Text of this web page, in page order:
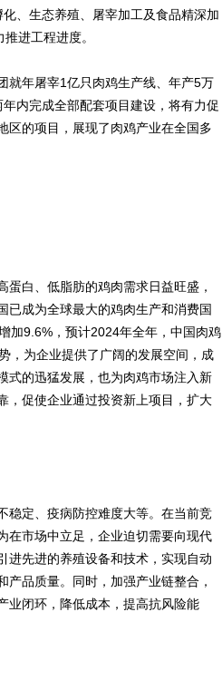
、生态养殖、屠宰加工及食品精深加
进工程进度。
年屠宰1亿只肉鸡生产线、年产5万
内完成全部配套项目建设，将有力促
区的项目，展现了肉鸡产业在全国多
白、低脂肪的鸡肉需求日益旺盛，
已成为全球最大的鸡肉生产和消费国
加9.6%，预计2024年全年，中国肉鸡
，为企业提供了广阔的发展空间，成
式的迅猛发展，也为肉鸡市场注入新
，促使企业通过投资新上项目，扩大
定、疫病防控难度大等。在当前竞
在市场中立足，企业迫切需要向现代
进先进的养殖设备和技术，实现自动
品质量。同时，加强产业链整合，
业闭环，降低成本，提高抗风险能